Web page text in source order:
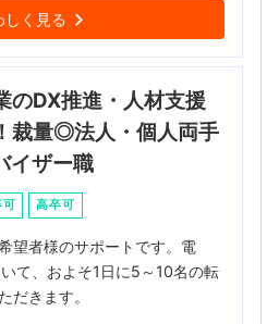
しく見る
DX推進・人材支援
裁量◎法人・個人両手
イザー職
可 高卒可
望者様のサポートです。電
て、およそ1日に5～10名の転
だきます。